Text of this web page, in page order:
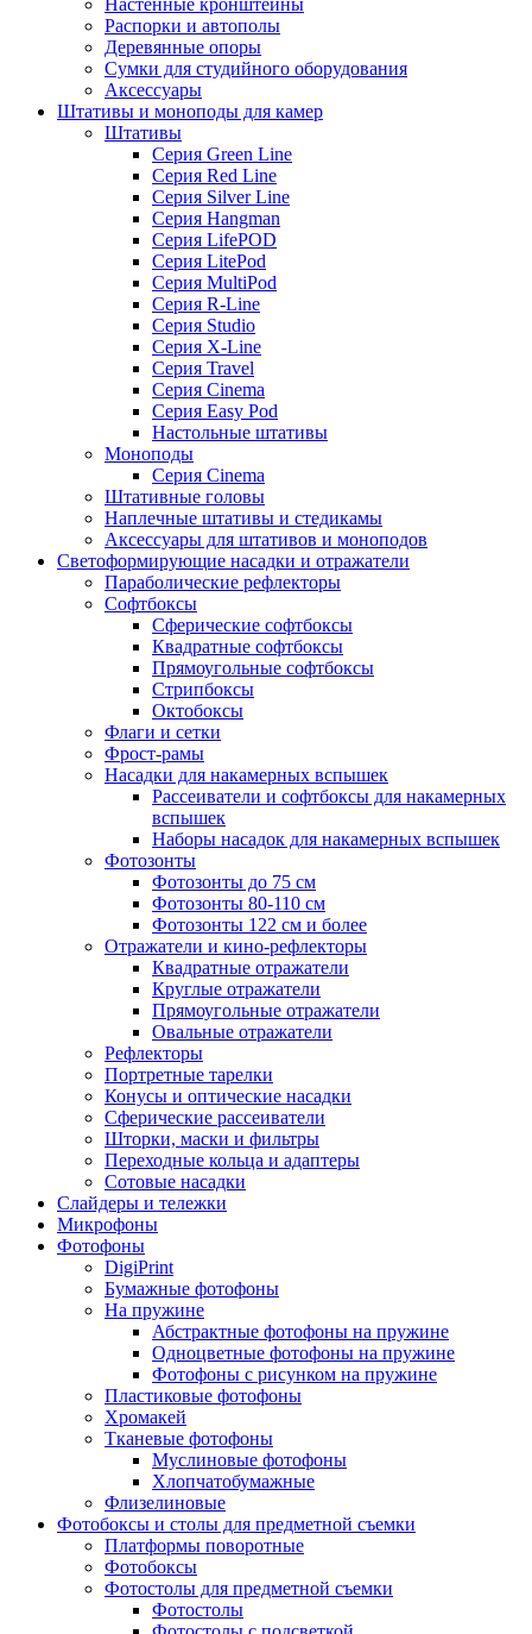
Настенные кронштейны
Распорки и автополы
Деревянные опоры
Сумки для студийного оборудования
Аксессуары
Штативы и моноподы для камер
Штативы
Серия Green Line
Серия Red Line
Серия Silver Line
Серия Hangman
Серия LifePOD
Серия LitePod
Серия MultiPod
Серия R-Line
Серия Studio
Серия X-Line
Серия Travel
Серия Cinema
Серия Easy Pod
Настольные штативы
Моноподы
Серия Cinema
Штативные головы
Наплечные штативы и стедикамы
Аксессуары для штативов и моноподов
Светоформирующие насадки и отражатели
Параболические рефлекторы
Софтбоксы
Сферические софтбоксы
Квадратные софтбоксы
Прямоугольные софтбоксы
Стрипбоксы
Октобоксы
Флаги и сетки
Фрост-рамы
Насадки для накамерных вспышек
Рассеиватели и софтбоксы для накамерных
вспышек
Наборы насадок для накамерных вспышек
Фотозонты
Фотозонты до 75 см
Фотозонты 80-110 см
Фотозонты 122 см и более
Отражатели и кино-рефлекторы
Квадратные отражатели
Круглые отражатели
Прямоугольные отражатели
Овальные отражатели
Рефлекторы
Портретные тарелки
Конусы и оптические насадки
Сферические рассеиватели
Шторки, маски и фильтры
Переходные кольца и адаптеры
Сотовые насадки
Слайдеры и тележки
Микрофоны
Фотофоны
DigiPrint
Бумажные фотофоны
На пружине
Абстрактные фотофоны на пружине
Одноцветные фотофоны на пружине
Фотофоны с рисунком на пружине
Пластиковые фотофоны
Хромакей
Тканевые фотофоны
Муслиновые фотофоны
Хлопчатобумажные
Флизелиновые
Фотобоксы и столы для предметной съемки
Платформы поворотные
Фотобоксы
Фотостолы для предметной съемки
Фотостолы